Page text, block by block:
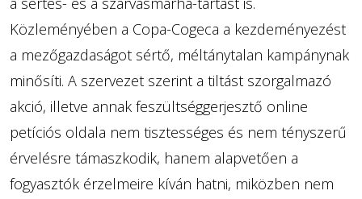
Közleményében a Copa-Cogeca a kezdeményezést
a mezőgazdaságot sértő, méltánytalan kampánynak
minősíti. A szervezet szerint a tiltást szorgalmazó
akció, illetve annak feszültséggerjesztő online
petíciós oldala nem tisztességes és nem tényszerű
érvelésre támaszkodik, hanem alapvetően a
fogyasztók érzelmeire kíván hatni, miközben nem